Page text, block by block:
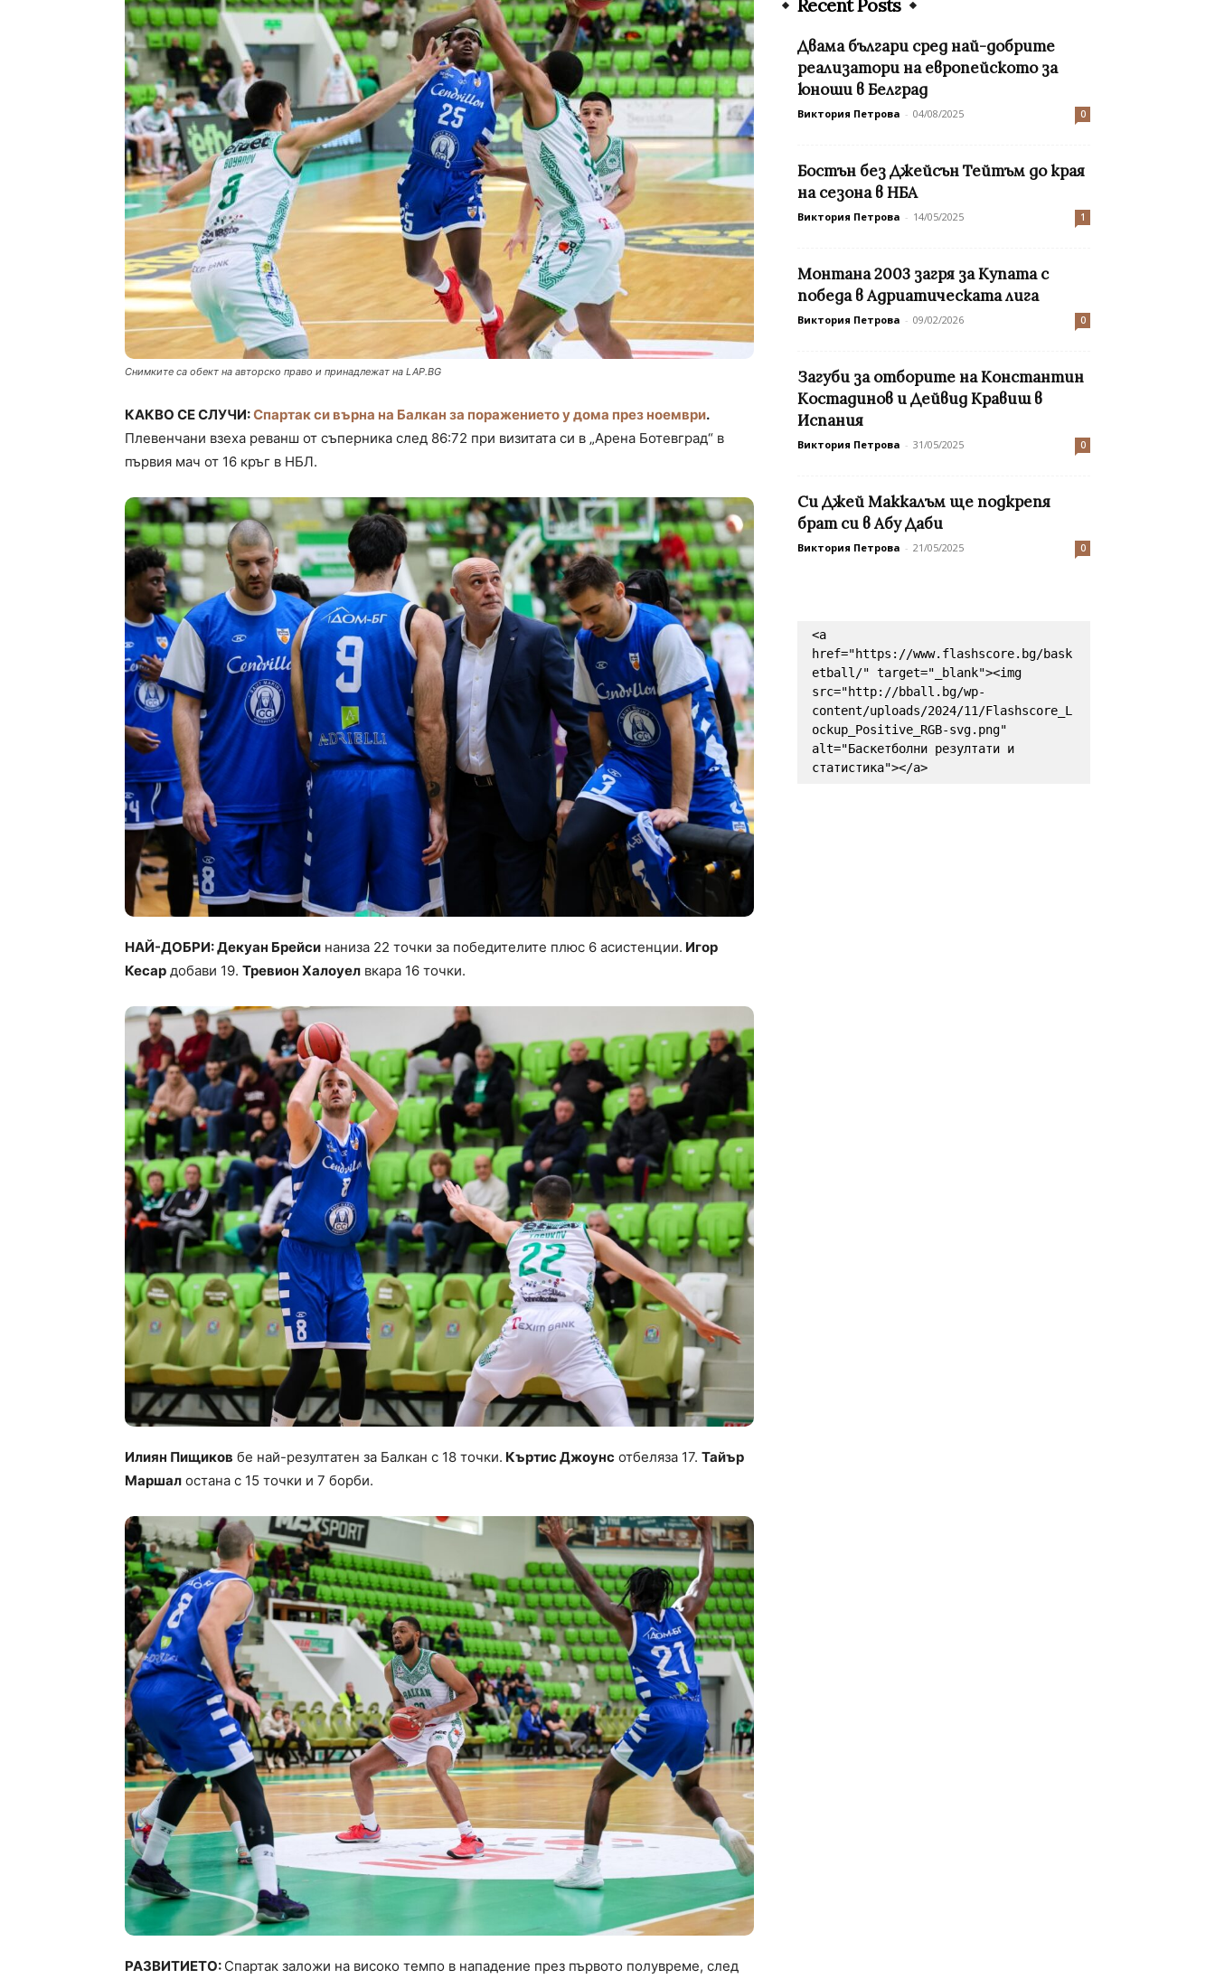
Снимките са обект на авторско право и принадлежат на LAP.BG
КАКВО СЕ СЛУЧИ:Спартак си върна на Балкан за поражението у дома през ноември.
Плевенчани взеха реванш от съперника след 86:72 при визитата си в „Арена Ботевград“ в
първия мач от 16 кръг в НБЛ.
НАЙ-ДОБРИ: Декуан Брейси наниза 22 точки за победителите плюс 6 асистенции. Игор
Кесар добави 19. Тревион Халоуел вкара 16 точки.
Илиян Пищиков бе най-резултатен за Балкан с 18 точки. Къртис Джоунс отбеляза 17. Тайър
Маршал остана с 15 точки и 7 борби.
РАЗВИТИЕТО: Спартак заложи на високо темпо в нападение през първото полувреме, след
Recent Posts
Двама българи сред най-добрите
реализатори на европейското за
юноши в Белград
Виктория Петрова - 04/08/2025 0
Бостън без Джейсън Тейтъм до края
на сезона в НБА
Виктория Петрова - 14/05/2025 1
Монтана 2003 загря за Купата с
победа в Адриатическата лига
Виктория Петрова - 09/02/2026 0
Загуби за отборите на Константин
Костадинов и Дейвид Кравиш в
Испания
Виктория Петрова - 31/05/2025 0
Си Джей Маккалъм ще подкрепя
брат си в Абу Даби
Виктория Петрова - 21/05/2025 0
<a
href="https://www.flashscore.bg/bask
etball/" target="_blank"><img
src="http://bball.bg/wp-
content/uploads/2024/11/Flashscore_L
ockup_Positive_RGB-svg.png"
alt="Баскетболни резултати и
статистика"></a>